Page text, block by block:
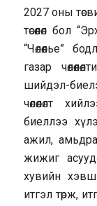
2027 оны
төсөөлөл бол
“Чөлөөлье”
газар
шийдэл-
чөлөөлөлт
биеллээ
ажил,
жижиг
хувийн
итгэл төрж,